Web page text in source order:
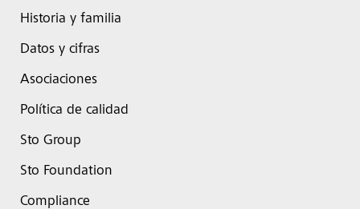
Historia y familia
Datos y cifras
Asociaciones
Política de calidad
Sto Group
Sto Foundation
Compliance